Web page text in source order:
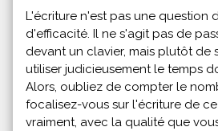
L'écriture n'est pas une question
d'efficacité. Il ne s'agit pas de
devant un clavier, mais plutôt de
utiliser judicieusement le temps
Alors, oubliez de compter le
focalisez-vous sur l'écriture de
vraiment, avec la qualité que